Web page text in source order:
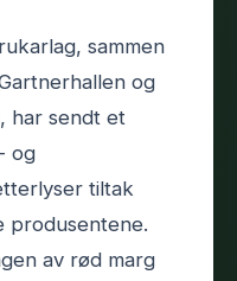
sammen
og
har sendt et
og
tiltak
produsentene.
av rød marg